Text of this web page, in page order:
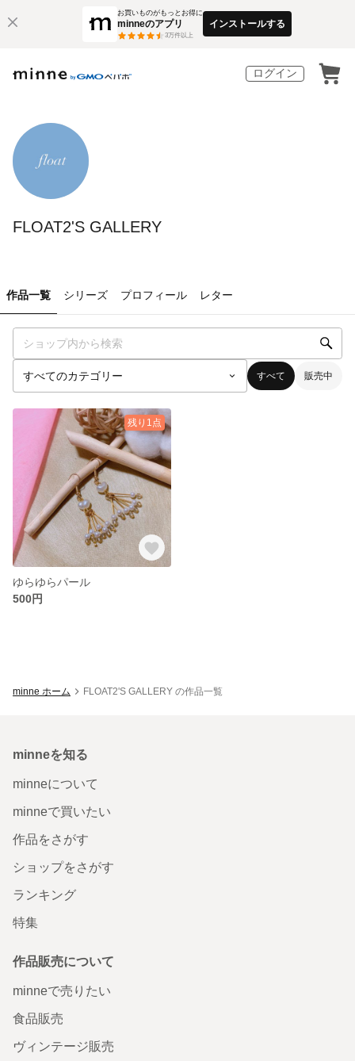
お買いものがもっとお得に
minneのアプリ
3万件以上
インストールする
ログイン
FLOAT2'S GALLERY
作品一覧 シリーズ プロフィール レター
すべて 販売中
残り1点
ゆらゆらパール
500円
minne ホーム FLOAT2'S GALLERY の作品一覧
minneを知る
minneについて
minneで買いたい
作品をさがす
ショップをさがす
ランキング
特集
作品販売について
minneで売りたい
食品販売
ヴィンテージ販売